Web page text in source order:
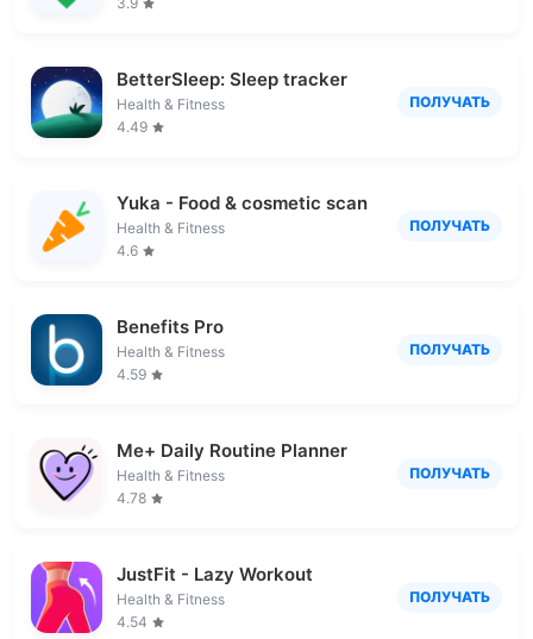
BetterSleep: Sleep tracker
Health & Fitness
4.49
ПОЛУЧАТЬ
Yuka - Food & cosmetic scan
Health & Fitness
4.6
ПОЛУЧАТЬ
Benefits Pro
Health & Fitness
4.59
ПОЛУЧАТЬ
Me+ Daily Routine Planner
Health & Fitness
4.78
ПОЛУЧАТЬ
JustFit - Lazy Workout
Health & Fitness
4.54
ПОЛУЧАТЬ